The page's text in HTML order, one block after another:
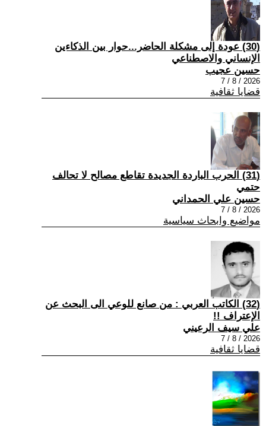
(30) عودة إلى مشكلة الحاضر...حوار بين الذكاءين
الإنساني والاصطناعي
حسين عجيب
2026 / 8 / 7
قضايا ثقافية
(31) الحرب الباردة الجديدة تقاطع مصالح لا تحالف
حتمي
حسين علي الحمداني
2026 / 8 / 7
مواضيع وابحاث سياسية
(32) الكاتب العربي : من صانع للوعي الى البحث عن
الإعتراف !!
علي سيف الرعيني
2026 / 8 / 7
قضايا ثقافية